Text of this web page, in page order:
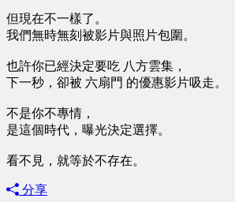
但現在不一樣了。
我們無時無刻被影片與照片包圍。
也許你已經決定要吃 八方雲集，
下一秒，卻被 六扇門 的優惠影片吸走。
不是你不專情，
是這個時代，曝光決定選擇。
看不見，就等於不存在。
分享